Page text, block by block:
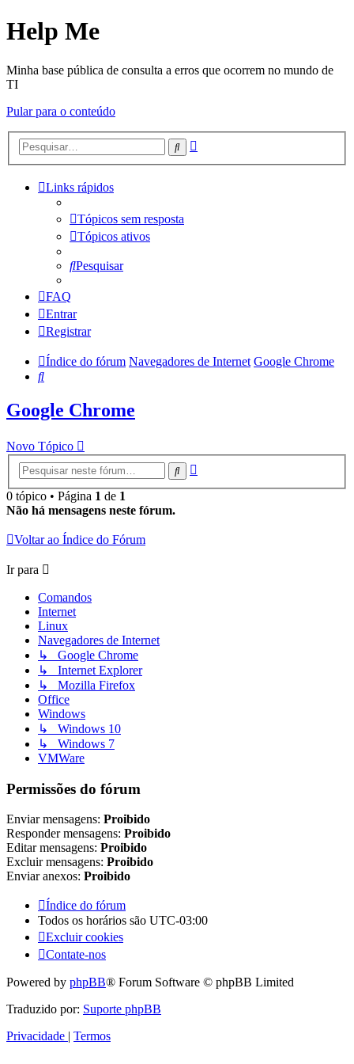
Help Me
Minha base pública de consulta a erros que ocorrem no mundo de
TI
Pular para o conteúdo
Pesquisar
Links rápidos
Tópicos sem resposta
Tópicos ativos
Pesquisar
FAQ
Entrar
Registrar
Índice do fórum Navegadores de Internet Google Chrome
Pesquisar
Google Chrome
Novo Tópico
Pesquisar
0 tópico • Página 1 de 1
Não há mensagens neste fórum.
Voltar ao Índice do Fórum
Ir para
Comandos
Internet
Linux
Navegadores de Internet
↳ Google Chrome
↳ Internet Explorer
↳ Mozilla Firefox
Office
Windows
↳ Windows 10
↳ Windows 7
VMWare
Permissões do fórum
Enviar mensagens: Proibido
Responder mensagens: Proibido
Editar mensagens: Proibido
Excluir mensagens: Proibido
Enviar anexos: Proibido
Índice do fórum
Todos os horários são UTC-03:00
Excluir cookies
Contate-nos
Powered by phpBB® Forum Software © phpBB Limited
Traduzido por: Suporte phpBB
Privacidade | Termos